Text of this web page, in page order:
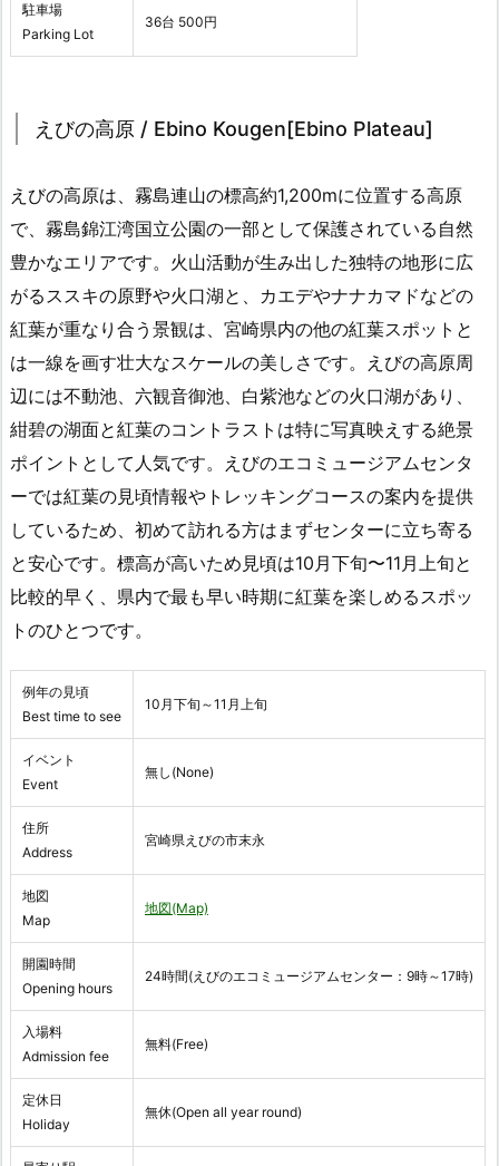
駐車場
Parking Lot
36台 500円
えびの高原 / Ebino Kougen[Ebino Plateau]
えびの高原は、霧島連山の標高約1,200mに位置する高原
で、霧島錦江湾国立公園の一部として保護されている自然
豊かなエリアです。火山活動が生み出した独特の地形に広
がるススキの原野や火口湖と、カエデやナナカマドなどの
紅葉が重なり合う景観は、宮崎県内の他の紅葉スポットと
は一線を画す壮大なスケールの美しさです。えびの高原周
辺には不動池、六観音御池、白紫池などの火口湖があり、
紺碧の湖面と紅葉のコントラストは特に写真映えする絶景
ポイントとして人気です。えびのエコミュージアムセンタ
ーでは紅葉の見頃情報やトレッキングコースの案内を提供
しているため、初めて訪れる方はまずセンターに立ち寄る
と安心です。標高が高いため見頃は10月下旬〜11月上旬と
比較的早く、県内で最も早い時期に紅葉を楽しめるスポッ
トのひとつです。
例年の見頃
Best time to see
10月下旬～11月上旬
イベント
Event
無し(None)
住所
Address
宮崎県えびの市末永
地図
Map
地図(Map)
開園時間
Opening hours
24時間(えびのエコミュージアムセンター：9時～17時)
入場料
Admission fee
無料(Free)
定休日
Holiday
無休(Open all year round)